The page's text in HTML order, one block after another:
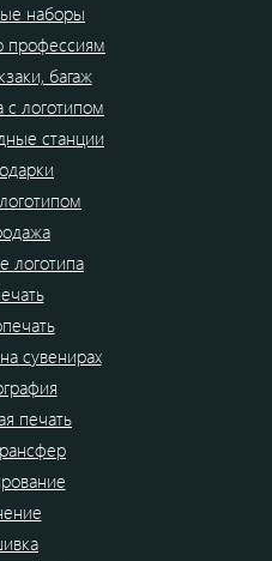
наборы
профессиям
багаж
с логотипом
станции
логотипа
сувенирах
печать